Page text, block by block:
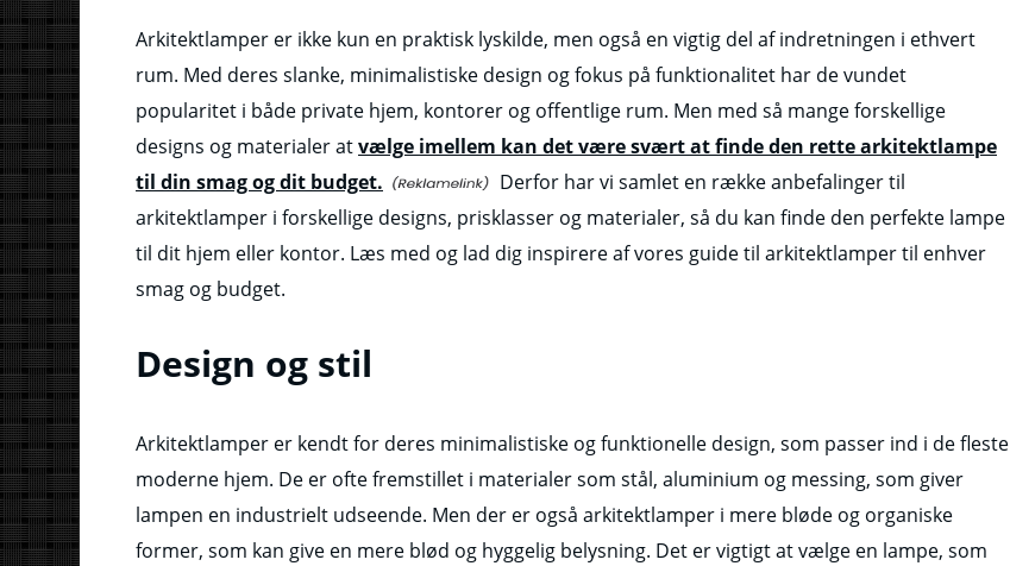
Arkitektlamper er ikke kun en praktisk lyskilde, men også en vigtig del af indretningen i ethvert
rum. Med deres slanke, minimalistiske design og fokus på funktionalitet har de vundet
popularitet i både private hjem, kontorer og offentlige rum. Men med så mange forskellige
designs og materialer atvælge imellem kan det være svært at finde den rette arkitektlampe
til din smag og dit budget.
Derfor har vi samlet en række anbefalinger til
arkitektlamper i forskellige designs, prisklasser og materialer, så du kan finde den perfekte lampe
til dit hjem eller kontor. Læs med og lad dig inspirere af vores guide til arkitektlamper til enhver
smag og budget.
Design og stil
Arkitektlamper er kendt for deres minimalistiske og funktionelle design, som passer ind i de fleste
moderne hjem. De er ofte fremstillet i materialer som stål, aluminium og messing, som giver
lampen en industrielt udseende. Men der er også arkitektlamper i mere bløde og organiske
former, som kan give en mere blød og hyggelig belysning. Det er vigtigt at vælge en lampe, som